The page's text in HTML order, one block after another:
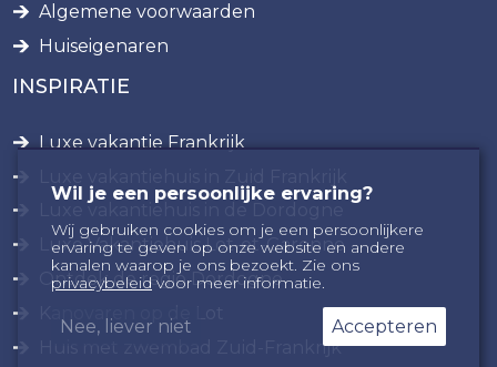
Algemene voorwaarden
Huiseigenaren
INSPIRATIE
Luxe vakantie Frankrijk
Luxe Vakantiehuis Lot-et-Garonne
Ontdek de regio Dordogne
Huis met zwembad Zuid-Frankrijk
Wil je een persoonlijke ervaring?
Wij gebruiken cookies om je een persoonlijkere
ervaring te geven op onze website en andere
kanalen waarop je ons bezoekt. Zie ons
privacybeleid voor meer informatie.
Nee, liever niet Accepteren